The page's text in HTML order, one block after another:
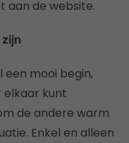
aan de website.
een mooi begin,
elkaar kunt
de andere warm
Enkel en alleen